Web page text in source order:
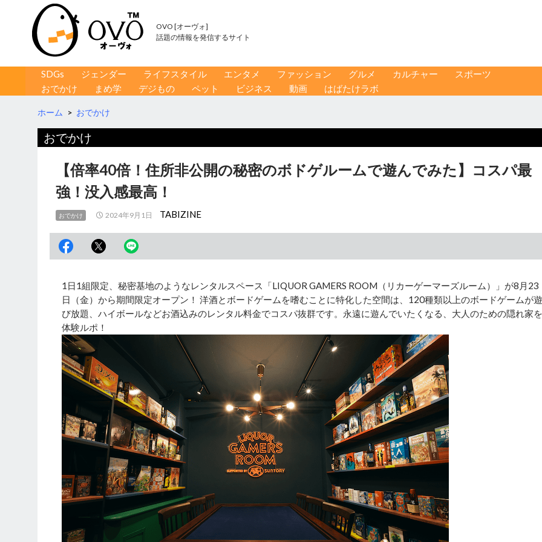
OVO [オーヴォ]
話題の情報を発信するサイト
コンテンツへ移動
SDGs ジェンダー ライフスタイル エンタメ ファッション グルメ カルチャー
スポーツ
おでかけ
まめ学 デジもの ペット ビジネス 動画 はばたけラボ
ホーム > おでかけ
おでかけ
【倍率40倍！住所非公開の秘密のボドゲルームで遊んでみた】コスパ最
強！没入感最高！
おでかけ 2024年9月1日 TABIZINE
1日1組限定、秘密基地のようなレンタルスペース「LIQUOR GAMERS ROOM（リカーゲーマーズルーム）」が8月23
日（金）から期間限定オープン！ 洋酒とボードゲームを嗜むことに特化した空間は、120種類以上のボードゲームが遊
び放題、ハイボールなどお酒込みのレンタル料金でコスパ抜群です。永遠に遊んでいたくなる、大人のための隠れ家を
体験ルポ！